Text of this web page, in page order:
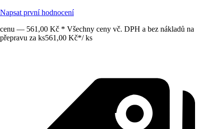
Napsat první hodnocení
cenu — 561,00 Kč * Všechny ceny vč. DPH a bez nákladů na
přepravu za ks561,00 Kč*/ ks